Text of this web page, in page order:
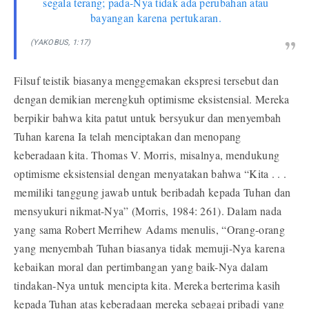
bayangan karena pertukaran.
(YAKOBUS, 1:17)
Filsuf teistik biasanya menggemakan ekspresi tersebut dan
dengan demikian merengkuh optimisme eksistensial. Mereka
berpikir bahwa kita patut untuk bersyukur dan menyembah
Tuhan karena Ia telah menciptakan dan menopang
keberadaan kita. Thomas V. Morris, misalnya, mendukung
optimisme eksistensial dengan menyatakan bahwa “Kita . . .
memiliki tanggung jawab untuk beribadah kepada Tuhan dan
mensyukuri nikmat-Nya” (Morris, 1984: 261). Dalam nada
yang sama Robert Merrihew Adams menulis, “Orang-orang
yang menyembah Tuhan biasanya tidak memuji-Nya karena
kebaikan moral dan pertimbangan yang baik-Nya dalam
tindakan-Nya untuk mencipta kita. Mereka berterima kasih
kepada Tuhan atas keberadaan mereka sebagai pribadi yang